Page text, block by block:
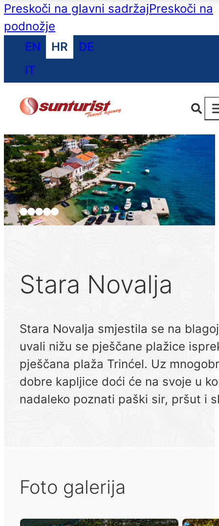
Preskoči na glavni sadržajPreskoči na
podnožje
EN
HR
DE
IT
Stara Novalja
Stara Novalja smjestila se na
uvali nižu se pješčane plažice
pješčana plaža Trinćel. Uz
dobre kapljice doći će na svoje u
nadaleko poznati paški sir, pršut i
Foto galerija